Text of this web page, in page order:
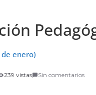
enero)
239 vistas Sin comentarios